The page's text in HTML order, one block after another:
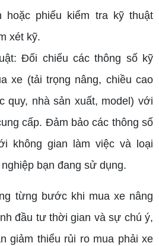
hoặc phiếu kiểm tra kỹ thuật
xét kỹ.
Đối chiếu các thông số kỹ
xe (tải trọng nâng, chiều cao
quy, nhà sản xuất, model) với
cấp. Đảm bảo các thông số
không gian làm việc và loại
bạn đang sử dụng.
từng bước khi mua xe nâng
đầu tư thời gian và sự chú ý,
giảm thiểu rủi ro mua phải xe